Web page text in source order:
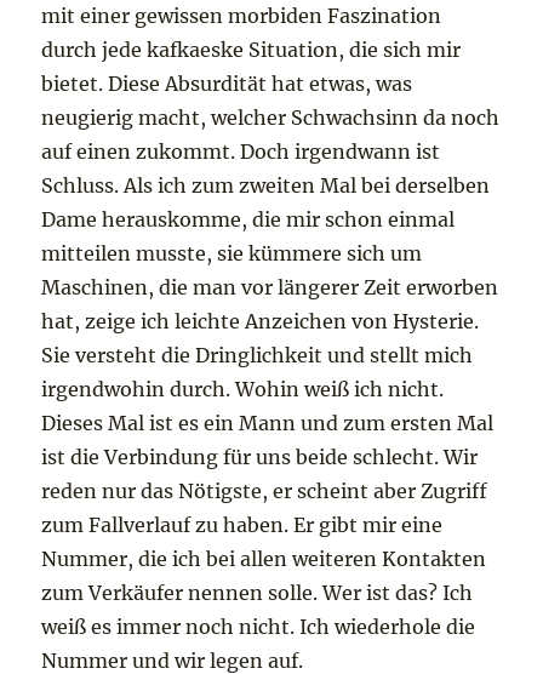
mit einer gewissen morbiden Faszination
durch jede kafkaeske Situation, die sich mir
bietet. Diese Absurdität hat etwas, was
neugierig macht, welcher Schwachsinn da noch
auf einen zukommt. Doch irgendwann ist
Schluss. Als ich zum zweiten Mal bei derselben
Dame herauskomme, die mir schon einmal
mitteilen musste, sie kümmere sich um
Maschinen, die man vor längerer Zeit erworben
hat, zeige ich leichte Anzeichen von Hysterie.
Sie versteht die Dringlichkeit und stellt mich
irgendwohin durch. Wohin weiß ich nicht.
Dieses Mal ist es ein Mann und zum ersten Mal
ist die Verbindung für uns beide schlecht. Wir
reden nur das Nötigste, er scheint aber Zugriff
zum Fallverlauf zu haben. Er gibt mir eine
Nummer, die ich bei allen weiteren Kontakten
zum Verkäufer nennen solle. Wer ist das? Ich
weiß es immer noch nicht. Ich wiederhole die
Nummer und wir legen auf.